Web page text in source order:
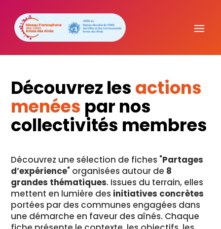
Découvrez les actions
menées par nos
collectivités membres
Découvrez une sélection de fiches "Partages
d’expérience" organisées autour de 8
grandes thématiques. Issues du terrain, elles
mettent en lumière des initiatives concrètes
portées par des communes engagées dans
une démarche en faveur des aînés. Chaque